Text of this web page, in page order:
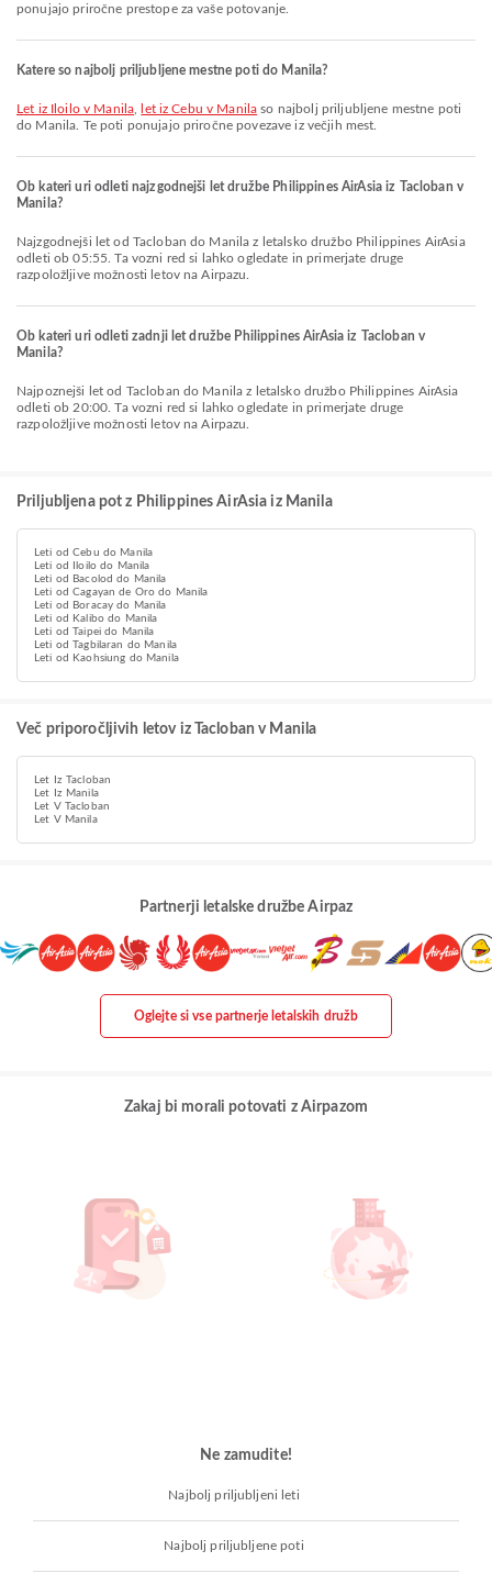
ponujajo priročne prestope za vaše potovanje.
Katere so najbolj priljubljene mestne poti do Manila?
let iz Iloilo v Manila let iz Cebu v Manila so najbolj priljubljene mestne poti
do Manila. Te poti ponujajo priročne povezave iz večjih mest.
Ob kateri uri odleti najzgodnejši let družbe Philippines AirAsia iz Tacloban v
Manila?
Najzgodnejši let od Tacloban do Manila z letalsko družbo Philippines AirAsia
odleti ob 05:55. Ta vozni red si lahko ogledate in primerjate druge
razpoložljive možnosti letov na Airpazu.
Ob kateri uri odleti zadnji let družbe Philippines AirAsia iz Tacloban v
Manila?
Najpoznejši let od Tacloban do Manila z letalsko družbo Philippines AirAsia
odleti ob 20:00. Ta vozni red si lahko ogledate in primerjate druge
razpoložljive možnosti letov na Airpazu.
Priljubljena pot z Philippines AirAsia iz Manila
Leti od Cebu do Manila
Leti od Iloilo do Manila
Leti od Bacolod do Manila
Leti od Cagayan de Oro do Manila
Leti od Boracay do Manila
Leti od Kalibo do Manila
Leti od Taipei do Manila
Leti od Tagbilaran do Manila
Leti od Kaohsiung do Manila
Več priporočljivih letov iz Tacloban v Manila
Let Iz Tacloban
Let Iz Manila
Let V Tacloban
Let V Manila
Partnerji letalske družbe Airpaz
Oglejte si vse partnerje letalskih družb
Zakaj bi morali potovati z Airpazom
Ne zamudite!
Najbolj priljubljeni leti
Najbolj priljubljene poti